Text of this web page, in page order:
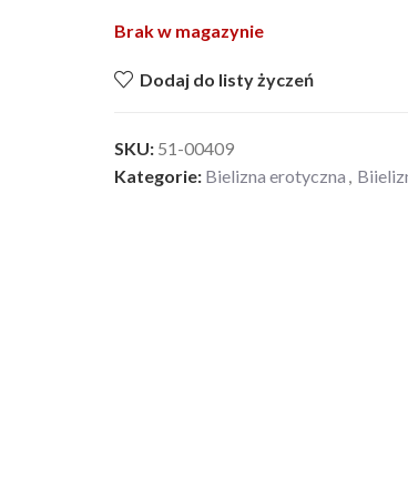
Brak w magazynie
Dodaj do listy życzeń
SKU: 51-00409
Kategorie: Bielizna erotyczna ,